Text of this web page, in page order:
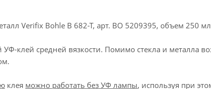
Verifix Bohle B 682-T, арт. BO 5209395, объем 250 мл
клей средней вязкости. Помимо стекла и металла
клея можно работать без УФ лампы, используя при